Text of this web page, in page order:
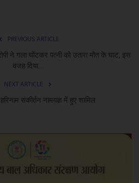
PREVIOUS ARTICLE
ने गला घोंटकर पत्नी को उतारा मौत के घाट, इस
वजह दिया...
NEXT ARTICLE
संकीर्तन नामयज्ञ में हुए शामिल